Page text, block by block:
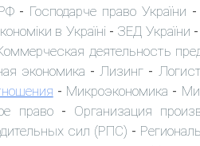
- Господарче право України -
в Україні - ЗЕД України -
деятельность
экономика - Лизинг -
- Микроэкономика -
право- Организация
сил (РПС) -